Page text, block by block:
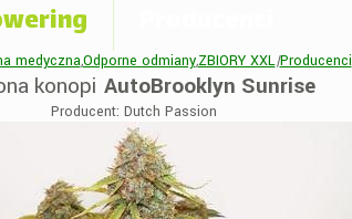
medyczna,Odporne odmiany,ZBIORY XXL|Producenci
konopi AutoBrooklyn Sunrise
Producent: Dutch Passion